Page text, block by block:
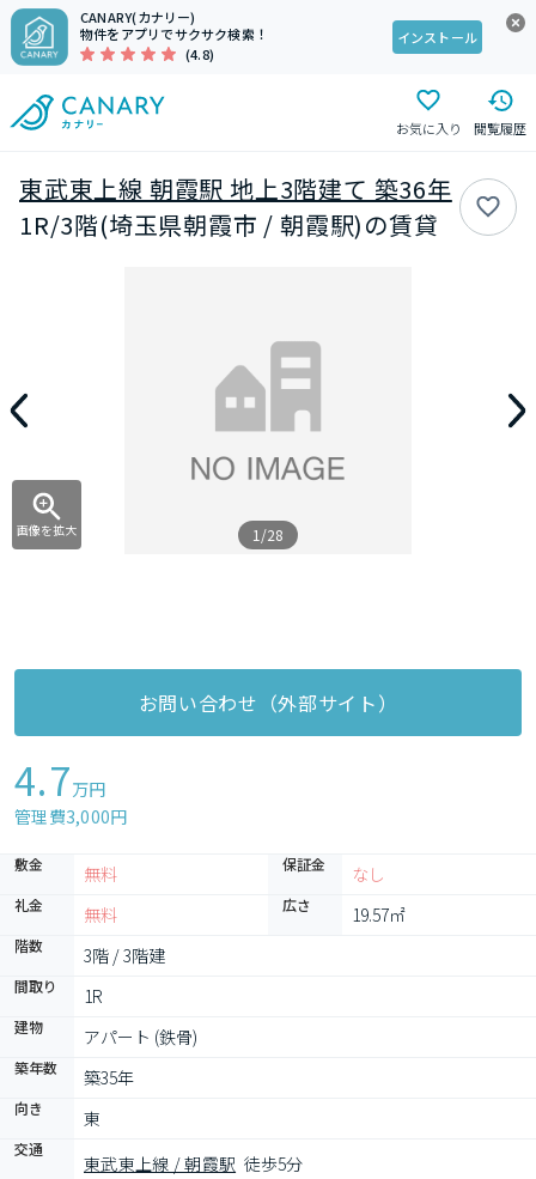
CANARY(カナリー)
物件をアプリでサクサク検索！
(4.8)
インストール
お気に入り 閲覧履歴
東武東上線 朝霞駅 地上3階建て 築36年
1R/3階(埼玉県朝霞市 / 朝霞駅)の賃貸
画像を拡大 1/28
お問い合わせ（外部サイト）
4.7万円
管理費3,000円
敷金 無料 保証金 なし
礼金 無料 広さ 19.57㎡
階数 3階 / 3階建
間取り 1R
建物 アパート (鉄骨)
築年数 築35年
向き 東
交通
東武東上線 / 朝霞駅 徒歩5分